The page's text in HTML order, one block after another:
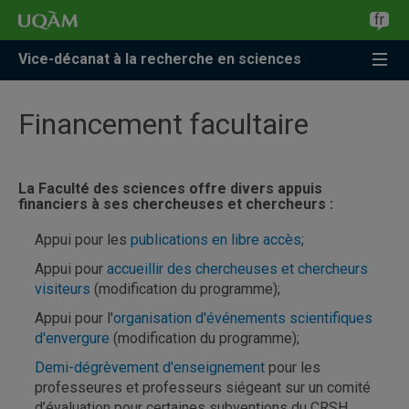
Accéder
recherche
Accéder
menu
pricipal
Accéder
zone
fr
Vice-décanat à la recherche en sciences
Financement facultaire
La Faculté des sciences offre divers appuis
financiers à ses chercheuses et chercheurs :
Appui pour les publications en libre accès;
Appui pour accueillir des chercheuses et chercheurs
visiteurs (modification du programme);
Appui pour l'organisation d'événements scientifiques
d'envergure (modification du programme);
Demi-dégrèvement d'enseignement pour les
professeures et professeurs siégeant sur un comité